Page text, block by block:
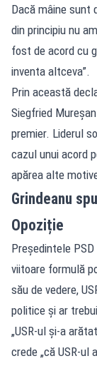
Dacă mâine sunt
din principiu nu
fost de acord cu
inventa altceva”.
Prin această
Siegfried
premier. Liderul
cazul unui acord
apărea alte
Grindeanu
Opoziție
Președintele
viitoare formulă
său de vedere,
politice și ar
„USR-ul și-a
crede „că USR-ul